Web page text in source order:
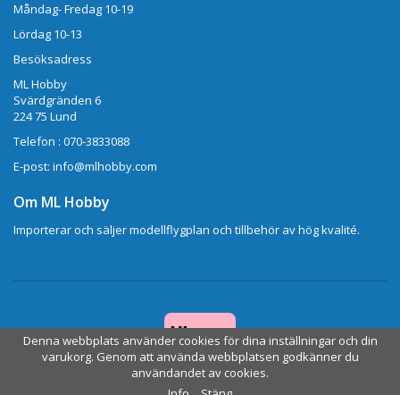
Måndag- Fredag 10-19
Lördag 10-13
Besöksadress
ML Hobby
Svärdgränden 6
224 75 Lund
Telefon : 070-3833088
E-post: info@mlhobby.com
Om ML Hobby
Importerar och säljer modellflygplan och tillbehör av hög kvalité.
Denna webbplats använder cookies för dina inställningar och din
varukorg. Genom att använda webbplatsen godkänner du
användandet av cookies.